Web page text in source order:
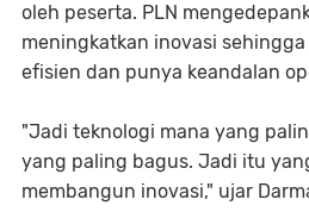
oleh peserta. PLN
meningkatkan inovasi
efisien dan punya keandalan
"Jadi teknologi mana yang
yang paling bagus. Jadi itu
membangun inovasi," ujar